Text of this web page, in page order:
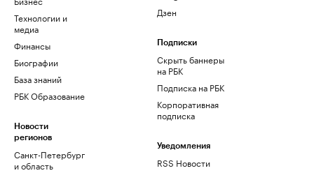
Технологии и
медиа
Финансы
Биографии
База знаний
РБК Образование
Новости
регионов
Санкт-Петербург
и область
Дзен
Подписки
Скрыть баннеры
на РБК
Подписка на РБК
Корпоративная
подписка
Уведомления
RSS Новости